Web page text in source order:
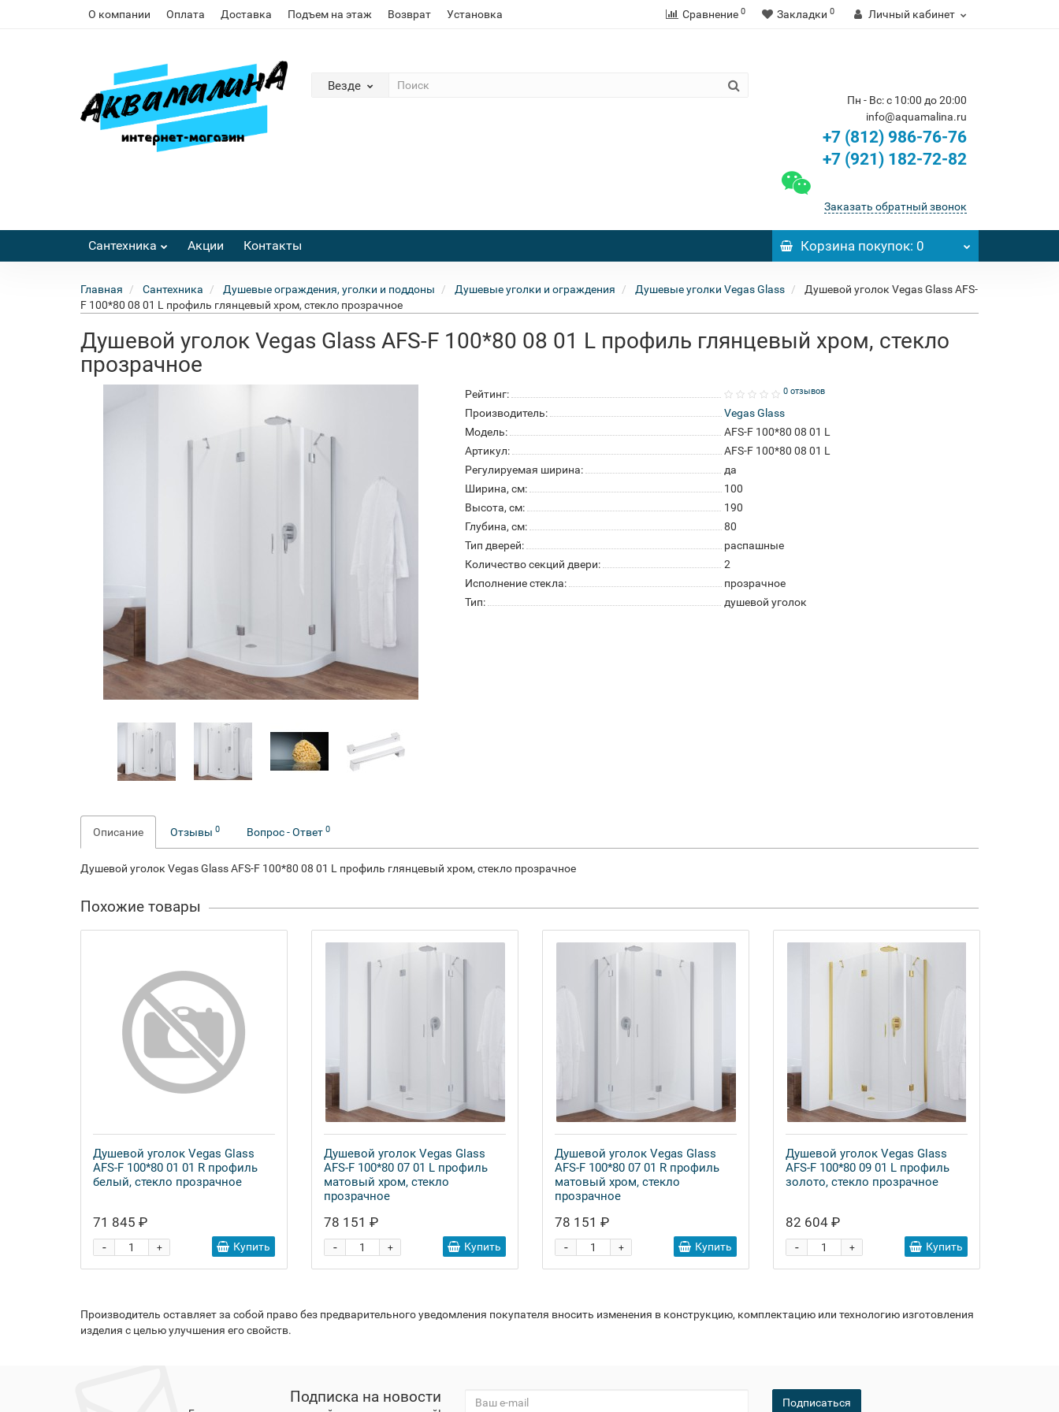
О компании Оплата Доставка Подъем на этаж Возврат Установка Сравнение 0 Закладки 0 Личный кабинет
Везде
Пн - Вс: с 10:00 до 20:00
info@aquamalina.ru
+7 (812) 986-76-76
+7 (921) 182-72-82
Заказать обратный звонок
Сантехника Акции Контакты Корзинапокупок: 0
Главная Сантехника Душевые ограждения, уголки и поддоны Душевые уголки и ограждения Душевые уголки Vegas Glass
Душевой уголок Vegas Glass AFS-
F 100*80 08 01 L профиль глянцевый хром, стекло прозрачное
Душевой уголок Vegas Glass AFS-F 100*80 08 01 L профиль глянцевый хром, стекло
прозрачное
Рейтинг: 0 отзывов
Производитель:
Vegas Glass
Модель:
AFS-F 100*80 08 01 L
Артикул:
AFS-F 100*80 08 01 L
Регулируемая ширина:
да
Ширина, см:
100
Высота, см:
190
Глубина, см:
80
Тип дверей:
распашные
Количество секций двери:
2
Исполнение стекла:
прозрачное
Тип:
душевой уголок
Описание Отзывы 0 Вопрос - Ответ 0
Душевой уголок Vegas Glass AFS-F 100*80 08 01 L профиль глянцевый хром, стекло прозрачное
Похожие товары
Душевой уголок Vegas Glass
AFS-F 100*80 01 01 R профиль
белый, стекло прозрачное
71 845 ₽
+
- Купить
Душевой уголок Vegas Glass
AFS-F 100*80 07 01 L профиль
матовый хром, стекло
прозрачное
78 151 ₽
+
- Купить
Душевой уголок Vegas Glass
AFS-F 100*80 07 01 R профиль
матовый хром, стекло
прозрачное
78 151 ₽
+
- Купить
Душевой уголок Vegas Glass
AFS-F 100*80 09 01 L профиль
золото, стекло прозрачное
82 604 ₽
+
- Купить
Производитель оставляет за собой право без предварительного уведомления покупателя вносить изменения в конструкцию, комплектацию или технологию изготовления
изделия с целью улучшения его свойств.
Подписка на новости Подписаться